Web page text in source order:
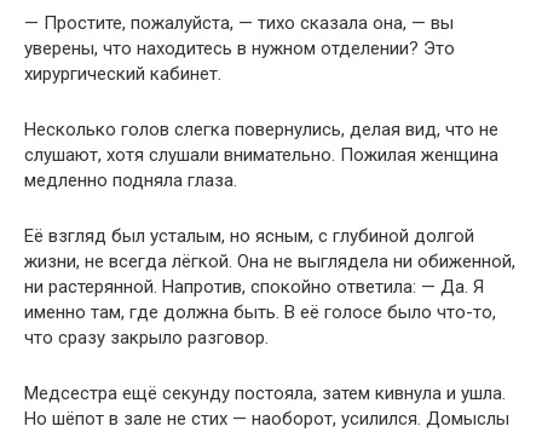
— Простите, пожалуйста, — тихо сказала она, — вы
уверены, что находитесь в нужном отделении? Это
хирургический кабинет.
Несколько голов слегка повернулись, делая вид, что не
слушают, хотя слушали внимательно. Пожилая женщина
медленно подняла глаза.
Её взгляд был усталым, но ясным, с глубиной долгой
жизни, не всегда лёгкой. Она не выглядела ни обиженной,
ни растерянной. Напротив, спокойно ответила: — Да. Я
именно там, где должна быть. В её голосе было что-то,
что сразу закрыло разговор.
Медсестра ещё секунду постояла, затем кивнула и ушла.
Но шёпот в зале не стих — наоборот, усилился. Домыслы